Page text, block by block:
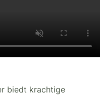
biedt krachtige